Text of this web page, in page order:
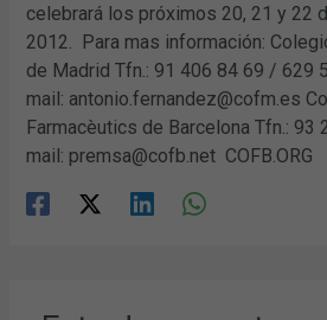
celebrará los próximos 20, 21 y 22
2012. Para mas información:
de Madrid Tfn.: 91 406 84 69 / 629
mail: antonio.fernandez@cofm.es
Farmacèutics de Barcelona Tfn.:
mail: premsa@cofb.net COFB.ORG